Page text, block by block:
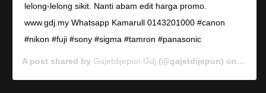
lelong-lelong sikit. Nanti abam edit harga promo.
www.gdj.my Whatsapp Kamarull 0143201000 #canon
#nikon #fuji #sony #sigma #tamron #panasonic
A post shared by Gajetdijepun Gdj (@gajetdijepun) on Jan 7,